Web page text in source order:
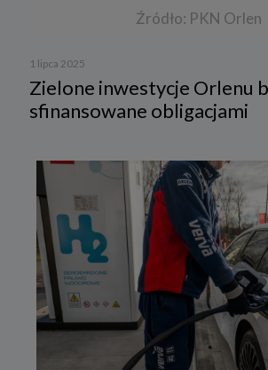
Źródło: PKN Orlen
1 lipca 2025
Zielone inwestycje Orlenu
sfinansowane obligacjami